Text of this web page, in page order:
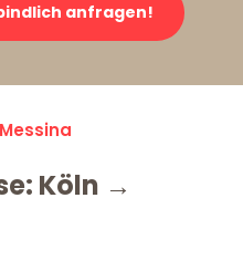
anfragen!
Köln →